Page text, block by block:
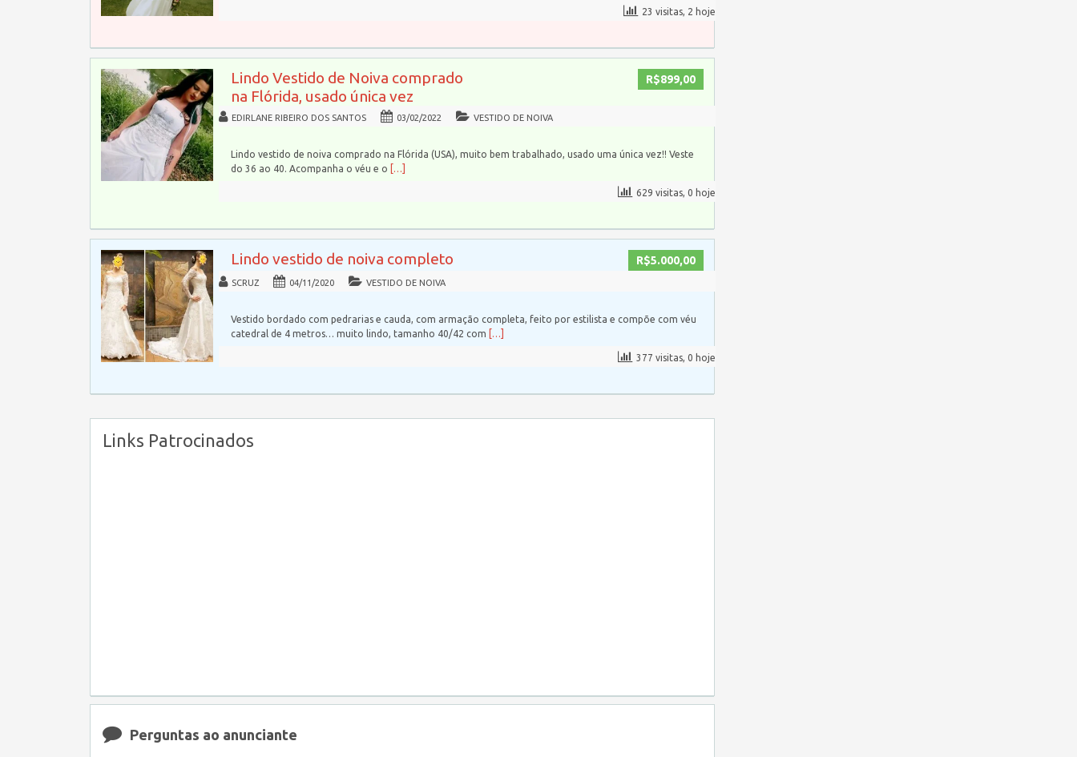
23 visitas, 2 hoje
R$899,00
Lindo Vestido de Noiva comprado
na Flórida, usado única vez
EDIRLANE RIBEIRO DOS SANTOS 03/02/2022 VESTIDO DE NOIVA
Lindo vestido de noiva comprado na Flórida (USA), muito bem trabalhado, usado uma única vez!! Veste
do 36 ao 40. Acompanha o véu e o […]
629 visitas, 0 hoje
R$5.000,00
Lindo vestido de noiva completo
SCRUZ 04/11/2020 VESTIDO DE NOIVA
Vestido bordado com pedrarias e cauda, com armação completa, feito por estilista e compõe com véu
catedral de 4 metros… muito lindo, tamanho 40/42 com […]
377 visitas, 0 hoje
Links Patrocinados
Perguntas ao anunciante